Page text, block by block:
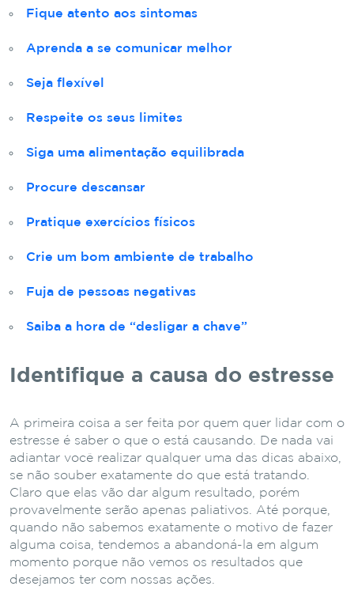
Fique atento aos sintomas
Aprenda a se comunicar melhor
Seja flexível
Respeite os seus limites
Siga uma alimentação equilibrada
Procure descansar
Pratique exercícios físicos
Crie um bom ambiente de trabalho
Fuja de pessoas negativas
Saiba a hora de “desligar a chave”
Identifique a causa do estresse
A primeira coisa a ser feita por quem quer lidar com o
estresse é saber o que o está causando. De nada vai
adiantar você realizar qualquer uma das dicas abaixo,
se não souber exatamente do que está tratando.
Claro que elas vão dar algum resultado, porém
provavelmente serão apenas paliativos. Até porque,
quando não sabemos exatamente o motivo de fazer
alguma coisa, tendemos a abandoná-la em algum
momento porque não vemos os resultados que
desejamos ter com nossas ações.